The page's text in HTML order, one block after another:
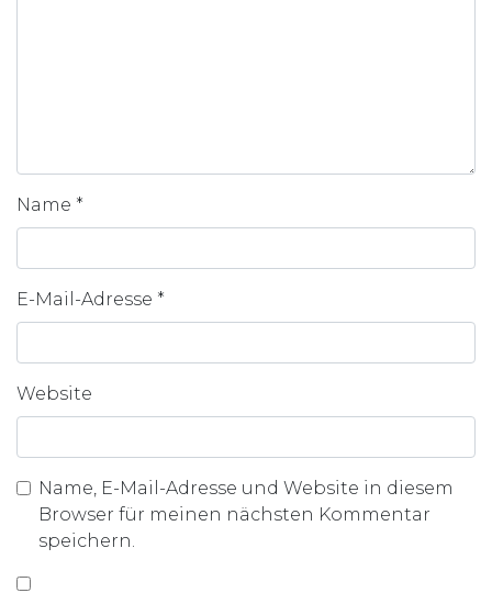
Name *
E-Mail-Adresse *
Website
Name, E-Mail-Adresse und Website in diesem
Browser für meinen nächsten Kommentar
speichern.